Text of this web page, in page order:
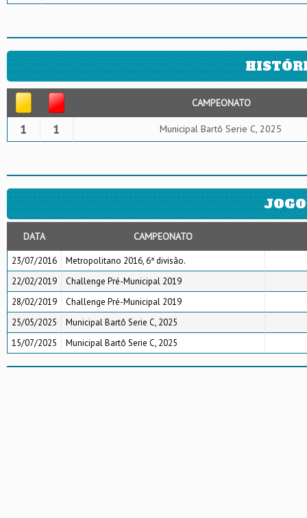
CAMPEONATO
1 1 Municipal Bartô Serie C, 2025
DATA CAMPEONATO
23/07/2016
Metropolitano 2016, 6ª divisão.
22/02/2019
Challenge Pré-Municipal 2019
28/02/2019
Challenge Pré-Municipal 2019
25/05/2025
Municipal Bartô Serie C, 2025
15/07/2025
Municipal Bartô Serie C, 2025